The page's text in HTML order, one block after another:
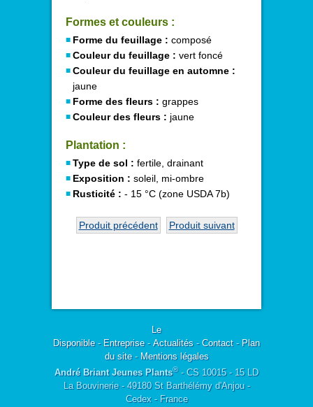
Formes et couleurs :
Forme du feuillage : composé
Couleur du feuillage : vert foncé
Couleur du feuillage en automne :
jaune
Forme des fleurs : grappes
Couleur des fleurs : jaune
Plantation :
Type de sol : fertile, drainant
Exposition : soleil, mi-ombre
Rusticité : - 15 °C (zone USDA 7b)
Produit précédent Produit suivant
Le
Disponible- Entreprise- Actualités - Contact- Plan
du site- Mentions légales
André Briant Jeunes Plants®- CS 10015 - 15 LD
La Bouvinerie - 49180 St Barthélémy d'Anjou -
Cedex - France